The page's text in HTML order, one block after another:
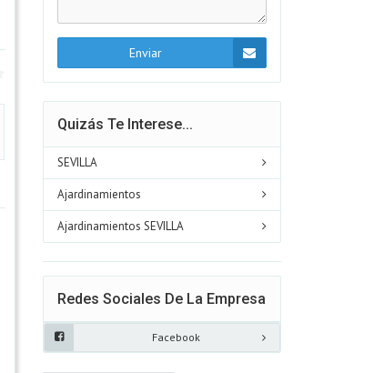
Enviar
Quizás Te Interese...
SEVILLA
Ajardinamientos
Ajardinamientos SEVILLA
Redes Sociales De La Empresa
Facebook